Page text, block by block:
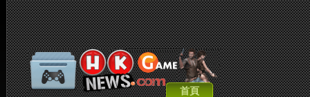
首頁